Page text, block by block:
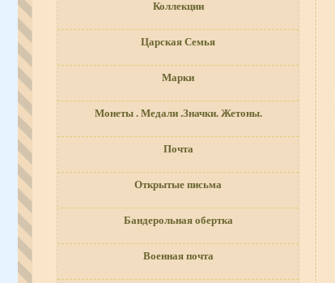
Коллекции
Царская Семья
Марки
Монеты . Медали .Значки. Жетоны.
Почта
Открытые письма
Бандерольная обертка
Военная почта